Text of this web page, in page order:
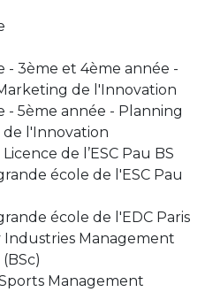
- 3ème et 4ème année -
de l'Innovation
- 5ème année - Planning
l'Innovation
de l’ESC Pau BS
école de l'ESC Pau
école de l'EDC Paris
Management
Management